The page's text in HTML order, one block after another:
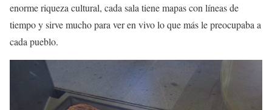
enorme riqueza cultural, cada sala tiene mapas con líneas de
tiempo y sirve mucho para ver en vivo lo que más le preocupaba a
cada pueblo.